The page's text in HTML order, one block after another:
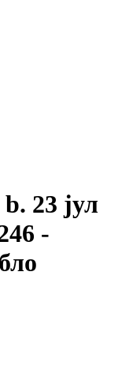
23 јул
-